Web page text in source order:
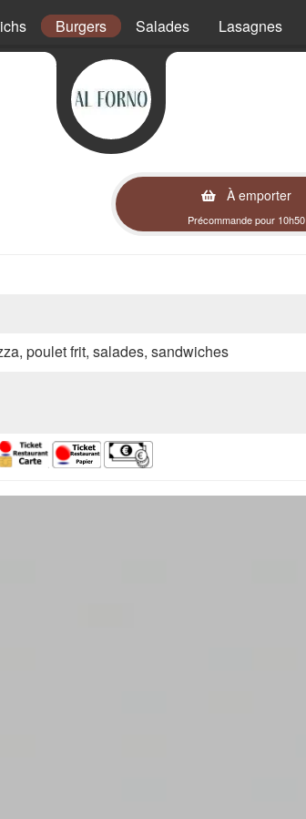
Burgers Salades Lasagnes
À emporter
Précommande pour 10h50
poulet frit, salades, sandwiches